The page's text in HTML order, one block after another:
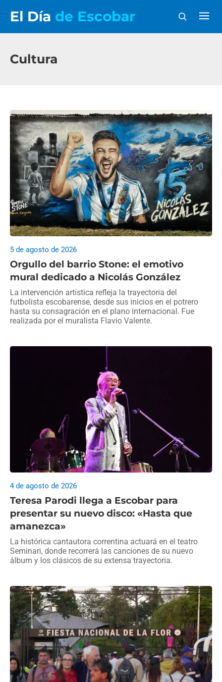
El Día de Escobar
Cultura
Orgullo del barrio Stone: el emotivo
mural dedicado a Nicolás González
5 de agosto de 2026
La intervención artística refleja la trayectoria del
futbolista escobarense, desde sus inicios en el potrero
hasta su consagración en el plano internacional. Fue
realizada por el muralista Flavio Valente.
Teresa Parodi llega a Escobar para
presentar su nuevo disco: «Hasta que
amanezca»
4 de agosto de 2026
La histórica cantautora correntina actuará en el teatro
Seminari, donde recorrerá las canciones de su nuevo
álbum y los clásicos de su extensa trayectoria.